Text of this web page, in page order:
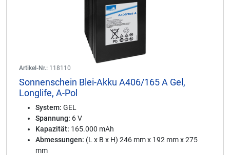
Artikel-Nr.: 118110
Sonnenschein Blei-Akku A406/165 A Gel,
Longlife, A-Pol
System: GEL
Spannung: 6 V
Kapazität: 165.000 mAh
Abmessungen: (L x B x H) 246 mm x 192 mm x 275
mm